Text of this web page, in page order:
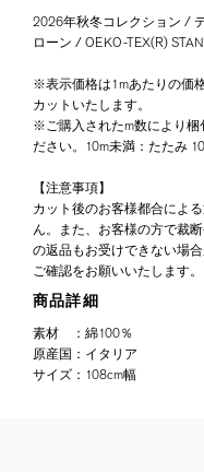
2026年秋冬コレクション /
ローン / OEKO-TEX(R)
※表示価格は1mあたりの価
カットいたします。
※ご購入されたm数により梱
ださい。10m未満：たたみ
【注意事項】
カット後のお客様都合によ
ん。また、お客様の方で裁
の返品もお受けできない場
ご確認をお願いいたします。
商品詳細
素材 ： 綿100％
原産国 ： イタリア
サイズ ： 108cm幅